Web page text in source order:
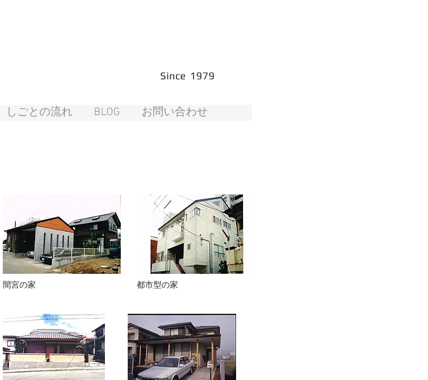
Since 1979
しごとの流れ BLOG お問い合わせ
間宮の家 都市型の家